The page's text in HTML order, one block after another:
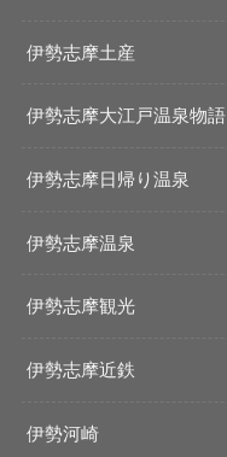
伊勢志摩土産
伊勢志摩大江戸温泉物語
伊勢志摩日帰り温泉
伊勢志摩温泉
伊勢志摩観光
伊勢志摩近鉄
伊勢河崎